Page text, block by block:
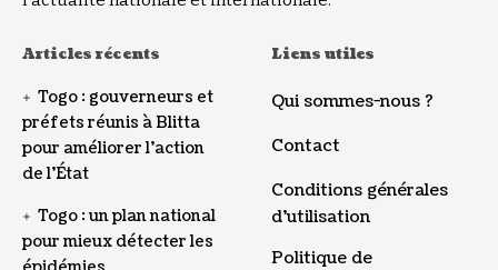
Articles récents
Togo : gouverneurs et
préfets réunis à Blitta
pour améliorer l’action
de l’État
Togo : un plan national
pour mieux détecter les
Liens utiles
Qui sommes-nous ?
Contact
Conditions générales
d’utilisation
Politique de